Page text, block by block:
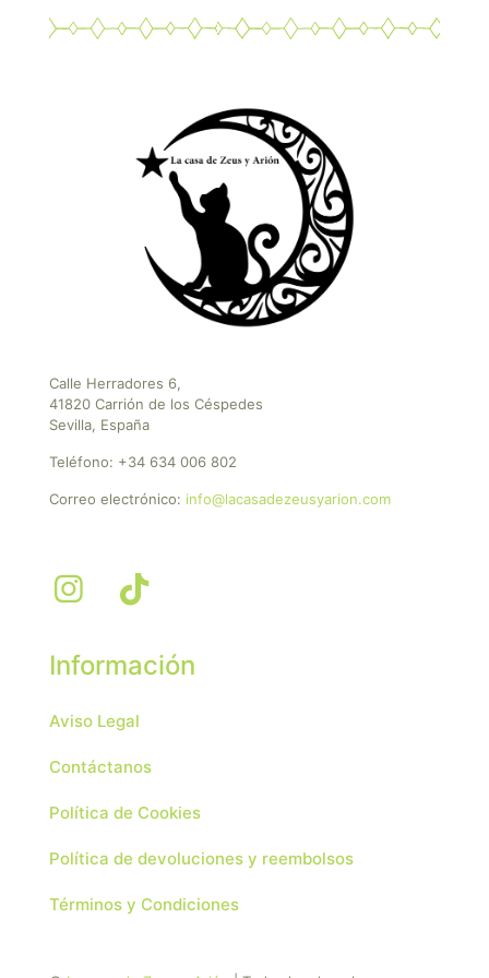
Calle Herradores 6,
41820 Carrión de los Céspedes
Sevilla, España
Teléfono: +34 634 006 802
Correo electrónico: info@lacasadezeusyarion.com
Información
Aviso Legal
Contáctanos
Política de Cookies
Política de devoluciones y reembolsos
Términos y Condiciones